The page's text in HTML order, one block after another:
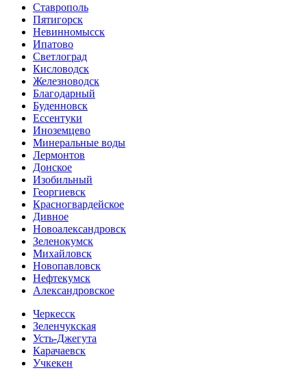
Ставрополь
Пятигорск
Невинномысск
Ипатово
Светлоград
Кисловодск
Железноводск
Благодарный
Буденновск
Ессентуки
Иноземцево
Минеральные воды
Лермонтов
Донское
Изобильный
Георгиевск
Красногвардейское
Дивное
Новоалександровск
Зеленокумск
Михайловск
Новопавловск
Нефтекумск
Александровское
Черкесск
Зеленчукская
Усть-Джегута
Карачаевск
Учкекен